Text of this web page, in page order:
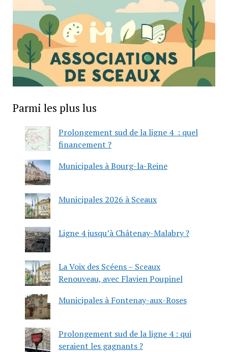
Parmi les plus lus
Prolongement sud de la ligne 4 : quel
financement ?
Municipales à Bourg-la-Reine
Municipales 2026 à Sceaux
Ligne 4 jusqu’à Châtenay-Malabry ?
La Voix des Scéens – Sceaux
Renouveau, avec Flavien Poupinel
Municipales à Fontenay-aux-Roses
Prolongement sud de la ligne 4 : qui
seraient les gagnants ?